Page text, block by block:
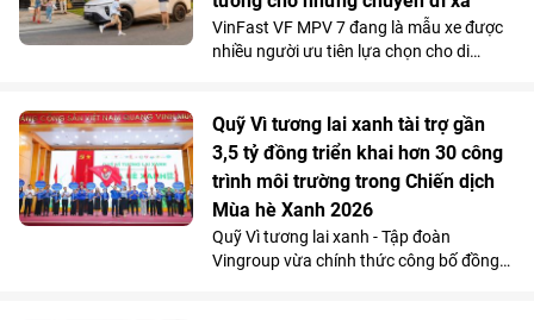
mở ngực hay mở bụng.
VinFast VF MPV 7 đang là mẫu xe được
nhiều người ưu tiên lựa chọn cho di
mà vẫn tiết kiệm chi phí.
Quỹ Vì tương lai xanh tài trợ gần
3,5 tỷ đồng triển khai hơn 30 công
trình môi trường trong Chiến dịch
Mùa hè Xanh 2026
Quỹ Vì tương lai xanh - Tập đoàn
Vingroup vừa chính thức công bố đồng